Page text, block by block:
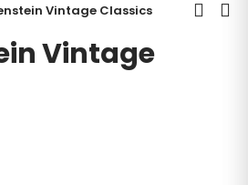
Vintage Classics
Vintage